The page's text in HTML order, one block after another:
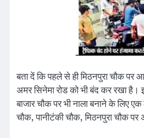
बता दें कि पहले से ही मिठनपुरा चौक पर
अमर सिनेमा रोड को भी बंद कर रखा है।
बाजार चौक पर भी नाला बनाने के लिए
चौक, पानीटंकी चौक, मिठनपुरा चौक